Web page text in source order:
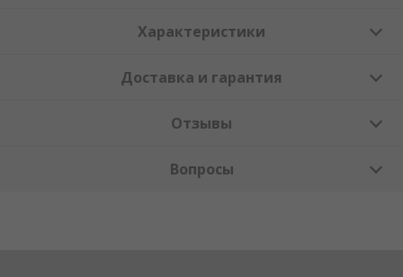
Характеристики
Доставка и гарантия
Отзывы
Вопросы